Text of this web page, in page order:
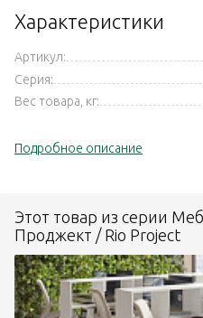
Характеристики
Артикул:
Серия:
Вес товара, кг:
Подробное описание
Этот товар из серии
Проджект / Rio Project